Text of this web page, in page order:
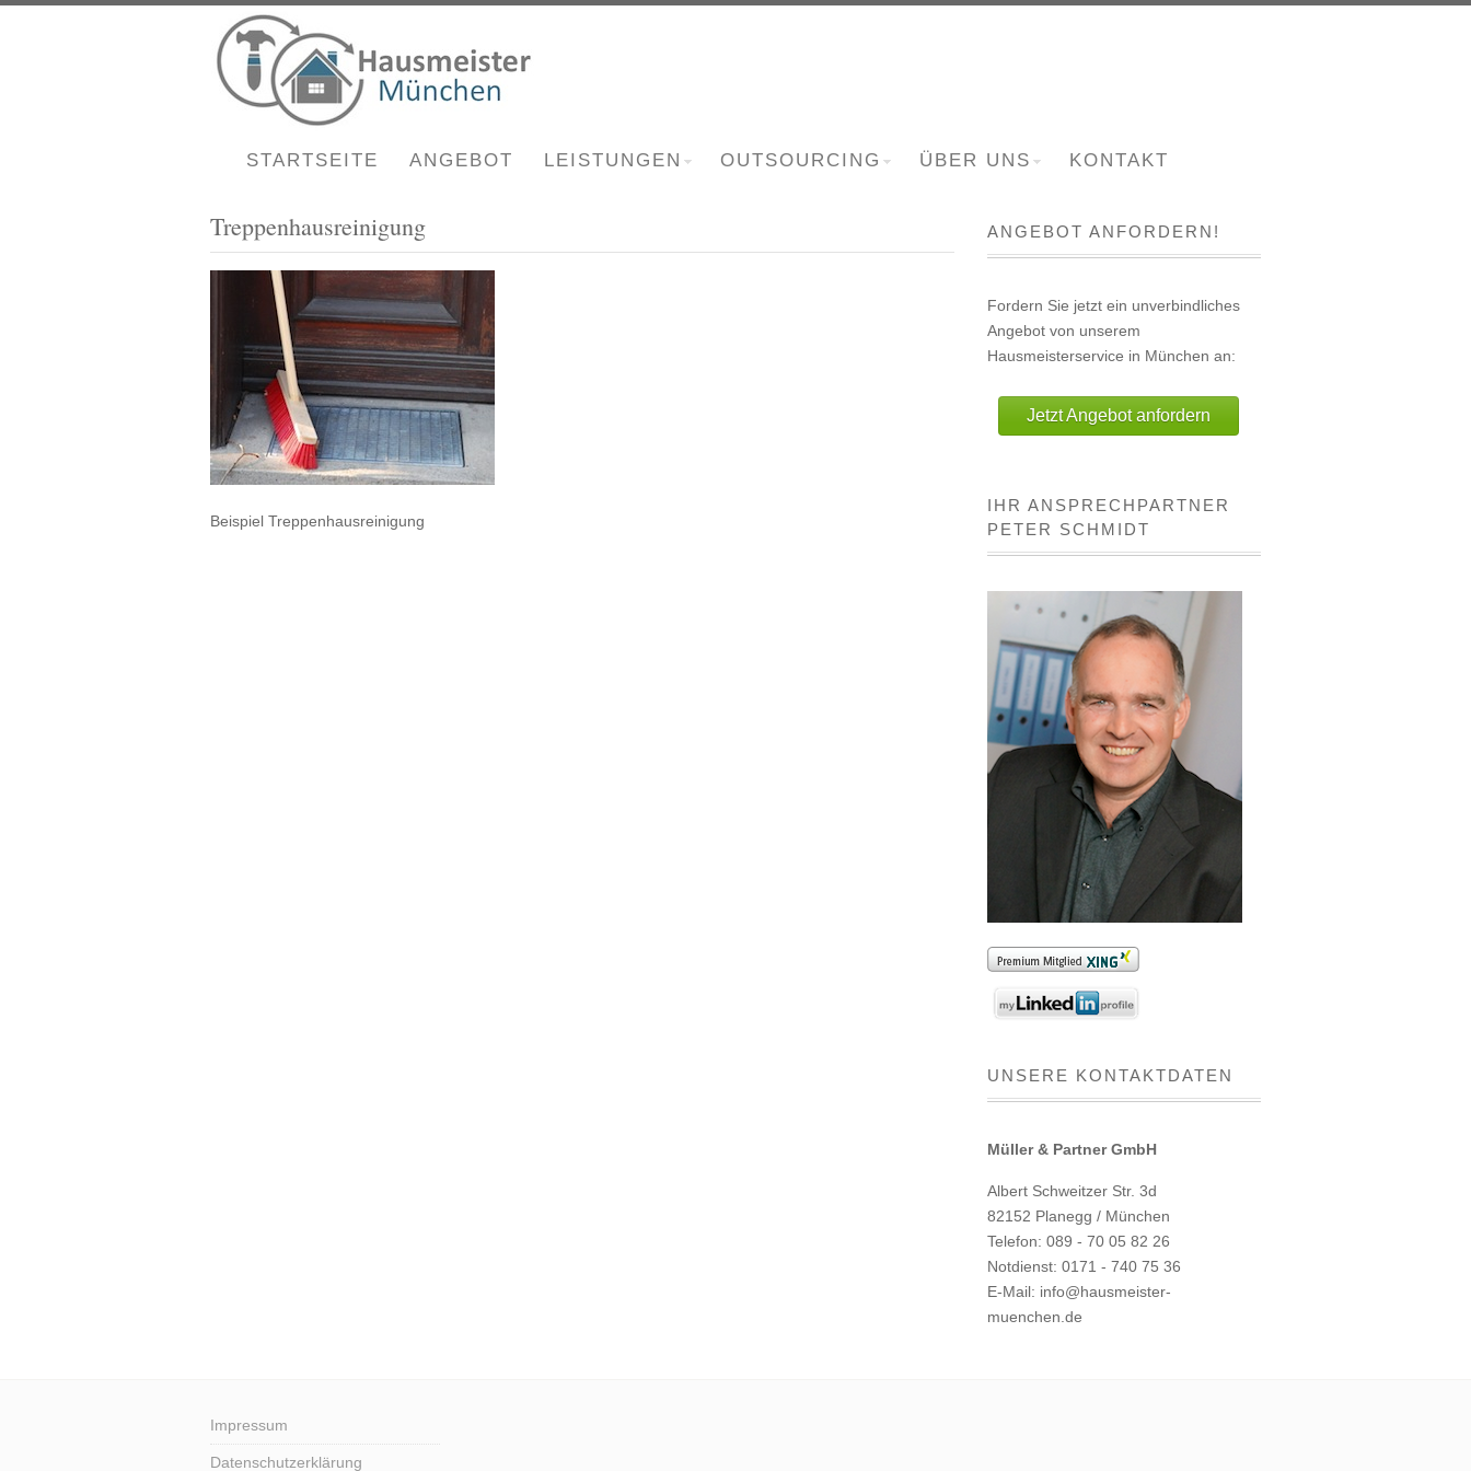
STARTSEITE ANGEBOT LEISTUNGEN OUTSOURCING ÜBER UNS KONTAKT
Treppenhausreinigung
Beispiel Treppenhausreinigung
ANGEBOT ANFORDERN!
Fordern Sie jetzt ein unverbindliches
Angebot von unserem
Hausmeisterservice in München an:
Jetzt Angebot anfordern
IHR ANSPRECHPARTNER
PETER SCHMIDT
UNSERE KONTAKTDATEN
Müller & Partner GmbH
Albert Schweitzer Str. 3d
82152 Planegg / München
Telefon: 089 - 70 05 82 26
Notdienst: 0171 - 740 75 36
E-Mail: info@hausmeister-
muenchen.de
Impressum
Datenschutzerklärung